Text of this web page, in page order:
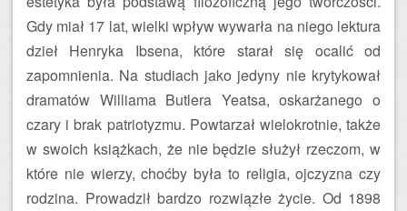
Gdy miał 17 lat, wielki wpływ wywarła na niego lektura
dzieł Henryka Ibsena, które starał się ocalić od
zapomnienia. Na studiach jako jedyny nie krytykował
dramatów Williama Butlera Yeatsa, oskarżanego o
czary i brak patriotyzmu. Powtarzał wielokrotnie, także
w swoich książkach, że nie będzie służył rzeczom, w
które nie wierzy, choćby była to religia, ojczyzna czy
rodzina. Prowadził bardzo rozwiązłe życie. Od 1898